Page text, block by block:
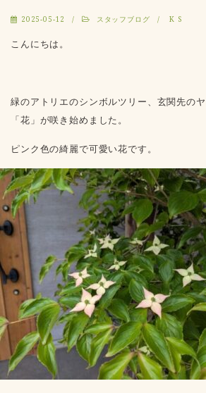
2025-05-12 スタッフブログ K S
こんにちは。
緑のアトリエのシンボルツリー、玄関先の
「花」が咲き始めました。
ピンク色の綺麗で可愛い花です。